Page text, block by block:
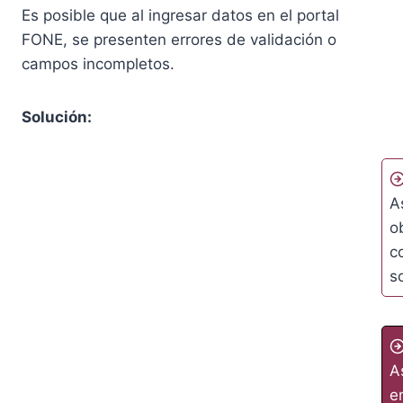
Es posible que al ingresar datos en el portal
FONE, se presenten errores de validación o
campos incompletos.
Solución: